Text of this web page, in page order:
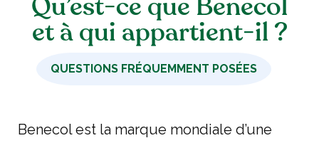
et à qui appartient-il ?
QUESTIONS FRÉQUEMMENT POSÉES
Benecol est la marque mondiale d’une